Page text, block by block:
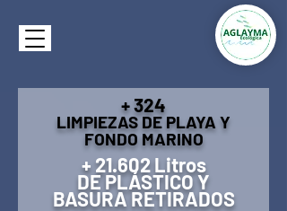
+ 324
LIMPIEZAS DE PLAYA Y
FONDO MARINO
+ 21.602 Litros
DE PLÁSTICO Y
BASURA RETIRADOS